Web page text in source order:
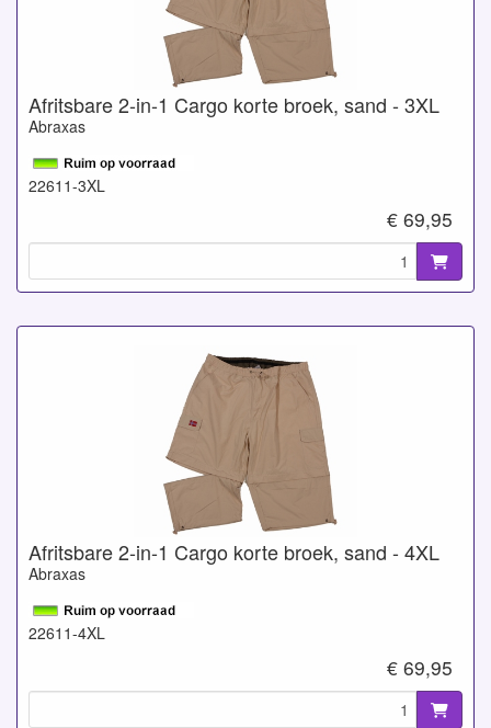
Afritsbare 2-in-1 Cargo korte broek, sand - 3XL
Abraxas
22611-3XL
€ 69,95
Afritsbare 2-in-1 Cargo korte broek, sand - 4XL
Abraxas
22611-4XL
€ 69,95